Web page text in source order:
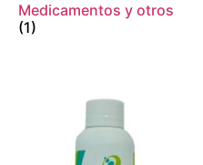
Medicamentos y otros
(1)